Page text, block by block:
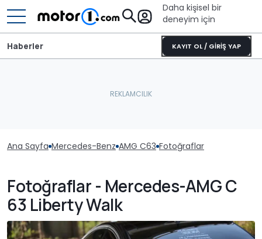
Daha kişisel bir
deneyim için
KAYIT OL / GİRİŞ YAP
Haberler
Ana Sayfa Mercedes-Benz AMG C63 Fotoğraflar
Fotoğraflar - Mercedes-AMG C
63 Liberty Walk